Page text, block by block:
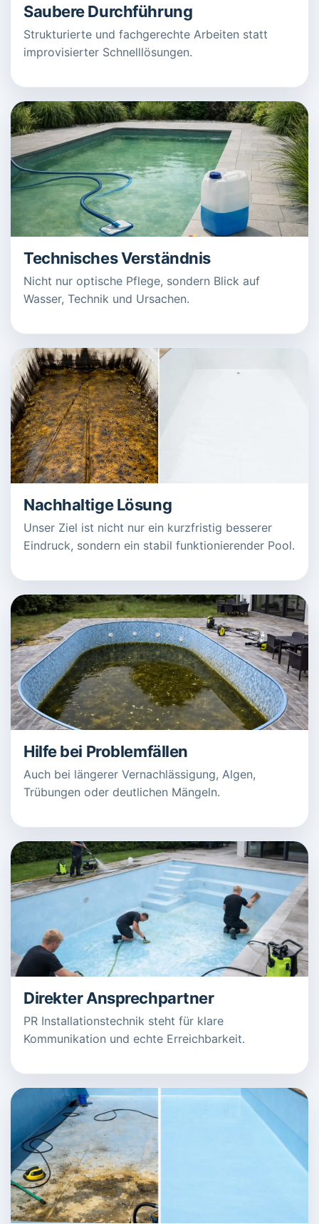
Saubere Durchführung
Strukturierte und fachgerechte Arbeiten statt
improvisierter Schnelllösungen.
Technisches Verständnis
Nicht nur optische Pflege, sondern Blick auf
Wasser, Technik und Ursachen.
Nachhaltige Lösung
Unser Ziel ist nicht nur ein kurzfristig besserer
Eindruck, sondern ein stabil funktionierender Pool.
Hilfe bei Problemfällen
Auch bei längerer Vernachlässigung, Algen,
Trübungen oder deutlichen Mängeln.
Direkter Ansprechpartner
PR Installationstechnik steht für klare
Kommunikation und echte Erreichbarkeit.